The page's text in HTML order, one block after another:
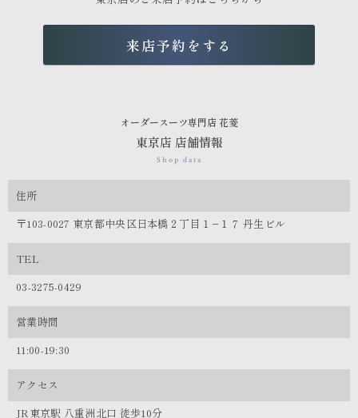
来店予約をする
オーダースーツ専門店 花菱
東京店 店舗情報
Shop data
住所
〒103-0027 東京都中央区日本橋２丁目１−１７ 丹生ビル
TEL
03-3275-0429
営業時間
11:00-19:30
アクセス
JR東京駅 八重洲北口 徒歩10分